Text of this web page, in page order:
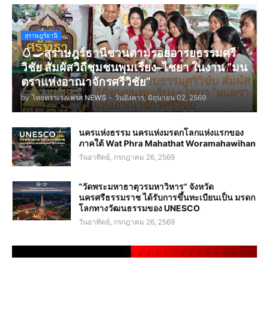
สุราษฎร์ธานี
🥚🍳สุราษฎร์ธานีชวนตามรอยอารยธรรมศรี
วิชัย สัมผัสวิถีชุมชนพุมเรียง–ไชยา ในงาน “มน
ตราแห่งอาณาจักรศรีวิชัย”
by ไทยทราเวลเพรส NEWS - วันอังคาร, มิถุนายน 02, 2569
นครแห่งธรรม นครแห่งมรดกโลกแห่งแรกของ
ภาคใต้ Wat Phra Mahathat Woramahawihan
วันอาทิตย์, กรกฎาคม 26, 2569
“วัดพระมหาธาตุวรมหาวิหาร” จังหวัด
นครศรีธรรมราช ได้รับการขึ้นทะเบียนเป็น มรดก
โลกทางวัฒนธรรมของ UNESCO
วันอาทิตย์, กรกฎาคม 26, 2569
. . . . . . . . . . . . . . .